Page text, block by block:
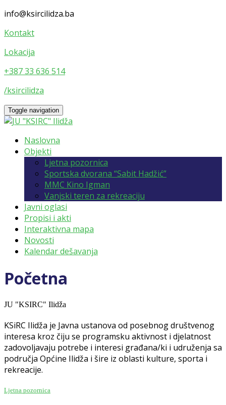
info@ksircilidza.ba
Kontakt
Lokacija
+387 33 636 514
/ksircilidza
Toggle navigation
Naslovna
Objekti
Ljetna pozornica
Sportska dvorana “Sabit Hadžić”
MMC Kino Igman
Vanjski teren za rekreaciju
Javni oglasi
Propisi i akti
Interaktivna mapa
Novosti
Kalendar dešavanja
Početna
JU "KSIRC" Ilidža
KSiRC Ilidža je Javna ustanova od posebnog društvenog
interesa kroz čiju se programsku aktivnost i djelatnost
zadovoljavaju potrebe i interesi građana/ki i udruženja sa
područja Općine Ilidža i šire iz oblasti kulture, sporta i
rekreacije.
Ljetna pozornica